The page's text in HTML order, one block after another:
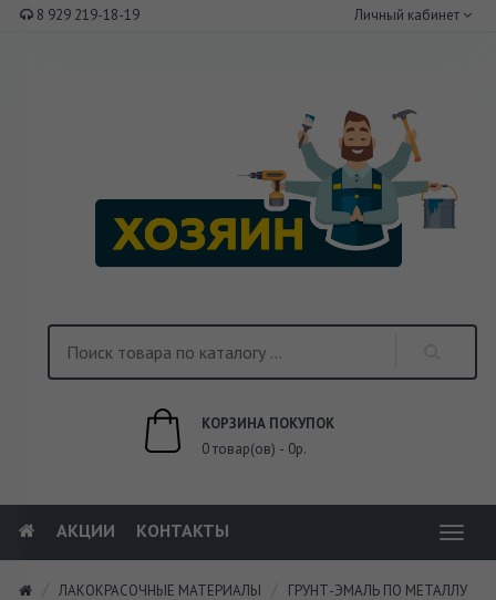
8 929 219-18-19 Личный кабинет
КОРЗИНА ПОКУПОК
0 товар(ов) - 0р.
АКЦИИ КОНТАКТЫ
ЛАКОКРАСОЧНЫЕ МАТЕРИАЛЫ
ГРУНТ-ЭМАЛЬ ПО МЕТАЛЛУ